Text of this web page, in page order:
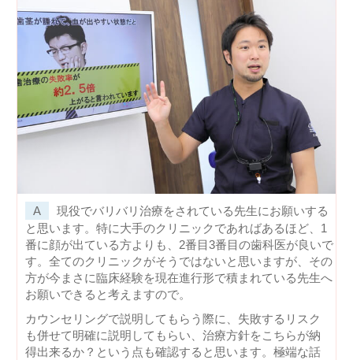
現役でバリバリ治療をされている先生にお願いする
と思います。特に大手のクリニックであればあるほど、1
番に顔が出ている方よりも、2番目3番目の歯科医が良いで
す。全てのクリニックがそうではないと思いますが、その
方が今まさに臨床経験を現在進行形で積まれている先生へ
お願いできると考えますので。
カウンセリングで説明してもらう際に、失敗するリスク
も併せて明確に説明してもらい、治療方針をこちらが納
得出来るか？という点も確認すると思います。極端な話